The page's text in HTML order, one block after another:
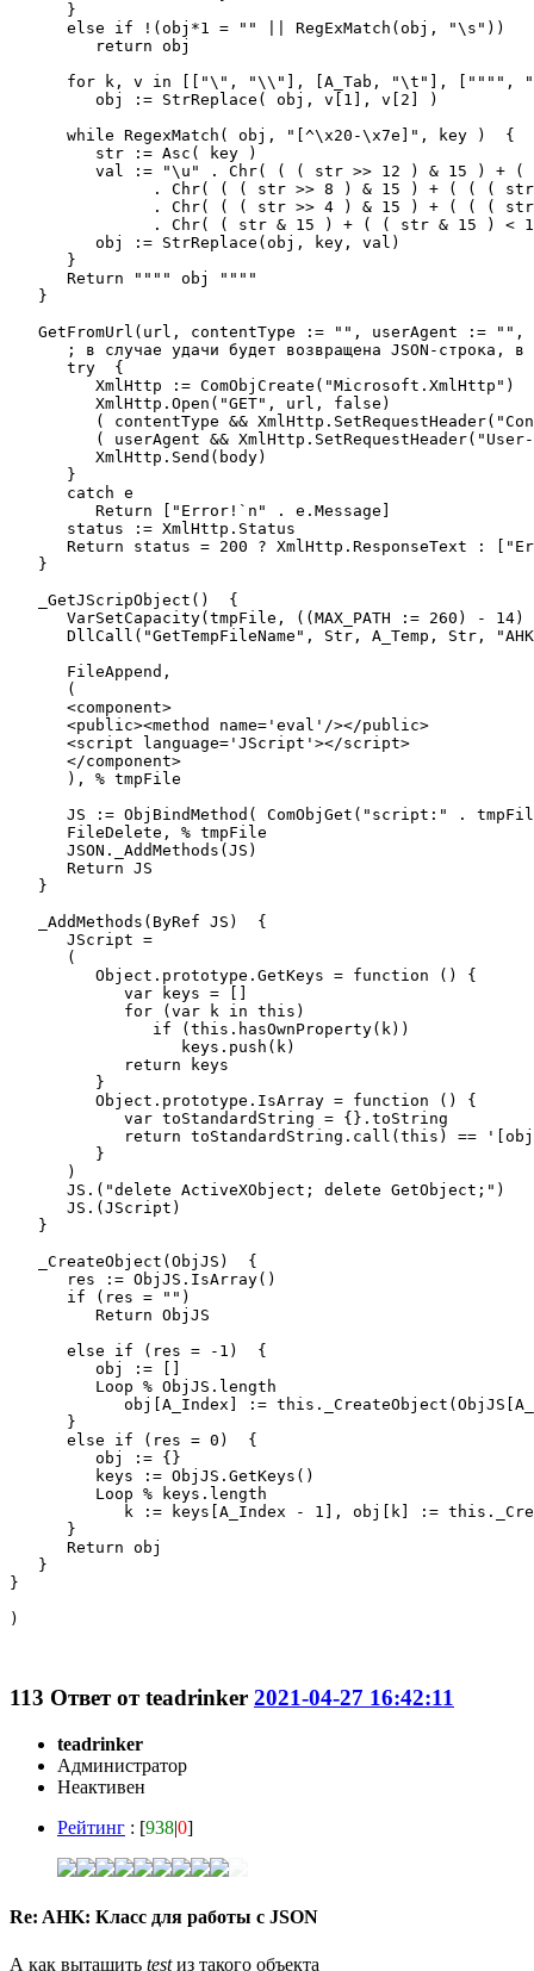
      }
      else if !(obj*1 = "" || RegExMatch(obj, "\s"))
         return obj
for k, v in [["\", "\\"], [A_Tab, "\t"], ["""",
         obj := StrReplace( obj, v[1], v[2] )
      while RegexMatch( obj, "[^\x20-\x7e]", key )  {
         str := Asc( key )
val := "\u" . Chr( ( ( str >> 12 ) & 15 ) +
. Chr( ( ( str >> 8 ) & 15 ) + ( ( (
. Chr( ( ( str >> 4 ) & 15 ) + ( ( (
. Chr( ( str & 15 ) + ( ( str & 15 ) <
         obj := StrReplace(obj, key, val)
      }
      Return """" obj """"
   }
GetFromUrl(url, contentType := "", userAgent := "",
; в случае удачи будет возвращена JSON-строка,
      try  {
         XmlHttp := ComObjCreate("Microsoft.XmlHttp")
         XmlHttp.Open("GET", url, false)
( contentType &&
( userAgent &&
         XmlHttp.Send(body)
      }
      catch e
         Return ["Error!`n" . e.Message]
      status := XmlHttp.Status
Return status = 200 ? XmlHttp.ResponseText :
   }
   _GetJScripObject()  {
VarSetCapacity(tmpFile, ((MAX_PATH := 260) - 14)
DllCall("GetTempFileName", Str, A_Temp, Str,
      FileAppend,
      (
      <component>
      <public><method name='eval'/></public>
      <script language='JScript'></script>
      </component>
      ), % tmpFile
JS := ObjBindMethod( ComObjGet("script:" .
      FileDelete, % tmpFile
      JSON._AddMethods(JS)
      Return JS
   }
   _AddMethods(ByRef JS)  {
      JScript =
      (
         Object.prototype.GetKeys = function () {
            var keys = []
            for (var k in this)
               if (this.hasOwnProperty(k))
                  keys.push(k)
            return keys
         }
         Object.prototype.IsArray = function () {
            var toStandardString = {}.toString
return toStandardString.call(this) ==
         }
      )
      JS.("delete ActiveXObject; delete GetObject;")
      JS.(JScript)
   }
   _CreateObject(ObjJS)  {
      res := ObjJS.IsArray()
      if (res = "")
         Return ObjJS
      else if (res = -1)  {
         obj := []
         Loop % ObjJS.length
obj[A_Index] :=
      }
      else if (res = 0)  {
         obj := {}
         keys := ObjJS.GetKeys()
         Loop % keys.length
k := keys[A_Index - 1], obj[k] :=
      }
      Return obj
   }
}
)
113 Ответ отteadrinker 2021-04-27 16:42:11
teadrinker
Администратор
Неактивен
Рейтинг : [938|0]
Re: AHK: Класс для работы с JSON
А как вытащить testиз такого объекта